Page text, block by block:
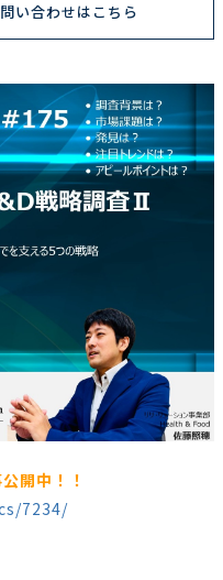
い合わせはこちら
開中！！
7234/